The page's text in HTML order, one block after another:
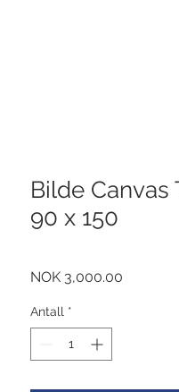
Bilde Canvas
90 x 150
NOK 3,000.00
Antall *